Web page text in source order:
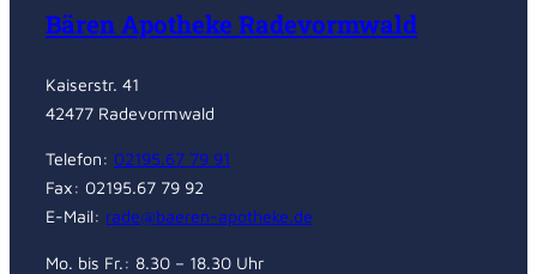
Bären Apotheke Radevormwald
Kaiserstr. 41
42477 Radevormwald
Telefon: 02195.67 79 91
Fax: 02195.67 79 92
E-Mail: rade@baeren-apotheke.de
Mo. bis Fr.: 8.30 – 18.30 Uhr